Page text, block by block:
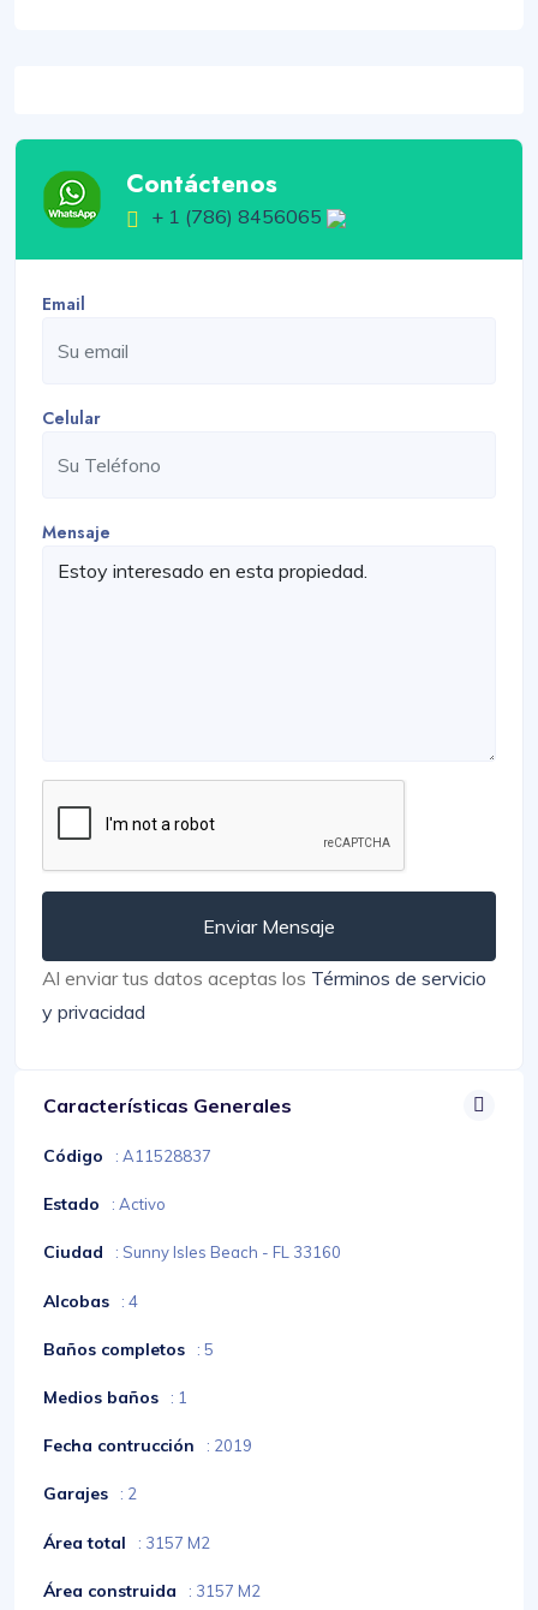
Contáctenos
+ 1 (786) 8456065
Email
Celular
Mensaje
Enviar Mensaje
Al enviar tus datos aceptas los Términos de servicio
y privacidad
Características Generales
Código : A11528837
Estado : Activo
Ciudad : Sunny Isles Beach - FL 33160
Alcobas : 4
Baños completos : 5
Medios baños : 1
Fecha contrucción : 2019
Garajes : 2
Área total : 3157 M2
Área construida : 3157 M2